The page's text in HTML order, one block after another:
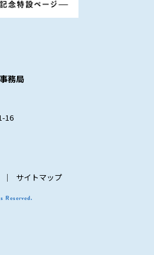
務局
16
サイトマップ
Reserved.